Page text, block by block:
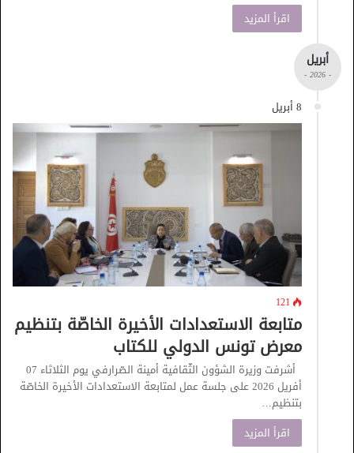
اقرأ المزيد
أبريل
- 2026 -
8 أبريل
121
متابعة الاستعدادات الأخيرة الخاصّة بتنظيم
معرض تونس الدولي للكتاب
أشرفت وزيرة الشؤون الثّقافية أمينة الصّرارفي يوم الثلاثاء 07
أفريل 2026 على جلسة عمل لمتابعة الاستعدادات الأخيرة الخاصّة
بتنظيم…
اقرأ المزيد